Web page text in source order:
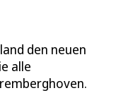
den neuen
alle